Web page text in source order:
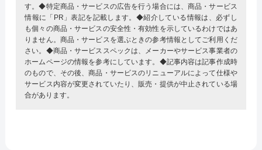
す。◆特定商品・サービスの広告を行う場合には、商品・サービス
情報に「PR」表記を記載します。◆紹介している情報は、必ずし
も個々の商品・サービスの安全性・有効性を示しているわけではあ
りません。商品・サービスを選ぶときの参考情報としてご利用くだ
さい。◆商品・サービススペックは、メーカーやサービス事業者の
ホームページの情報を参考にしています。◆記事内容は記事作成時
のもので、その後、商品・サービスのリニューアルによって仕様や
サービス内容が変更されていたり、販売・提供が中止されている場
合があります。